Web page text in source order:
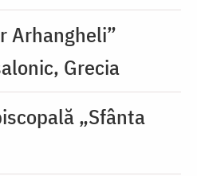
Arhangheli”
Grecia
„Sfânta